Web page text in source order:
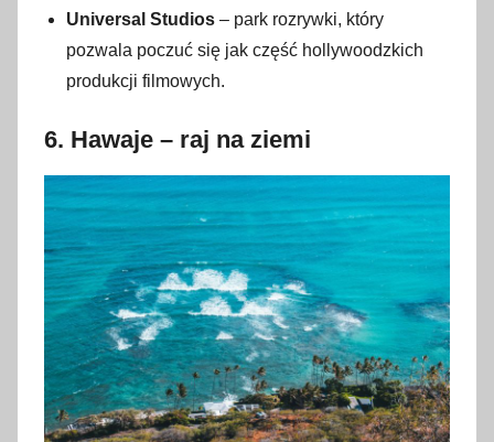
Universal Studios – park rozrywki, który
pozwala poczuć się jak część hollywoodzkich
produkcji filmowych.
6. Hawaje – raj na ziemi